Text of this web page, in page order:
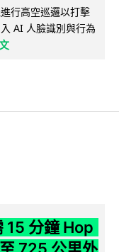
行高空巡邏以打擊
AI 人臉識別與行為
15 分鐘 Hop